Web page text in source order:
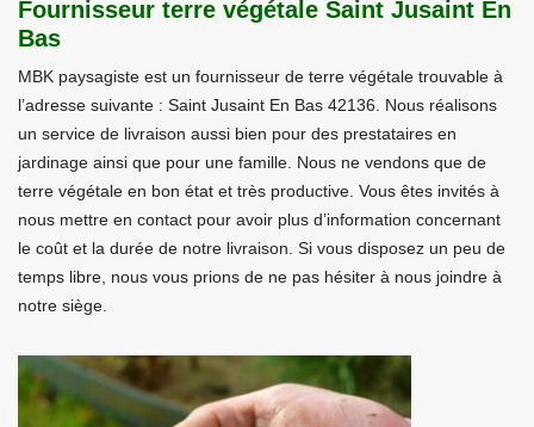
Fournisseur terre végétale Saint Jusaint En
Bas
MBK paysagiste est un fournisseur de terre végétale trouvable à
l’adresse suivante : Saint Jusaint En Bas 42136. Nous réalisons
un service de livraison aussi bien pour des prestataires en
jardinage ainsi que pour une famille. Nous ne vendons que de
terre végétale en bon état et très productive. Vous êtes invités à
nous mettre en contact pour avoir plus d’information concernant
le coût et la durée de notre livraison. Si vous disposez un peu de
temps libre, nous vous prions de ne pas hésiter à nous joindre à
notre siège.